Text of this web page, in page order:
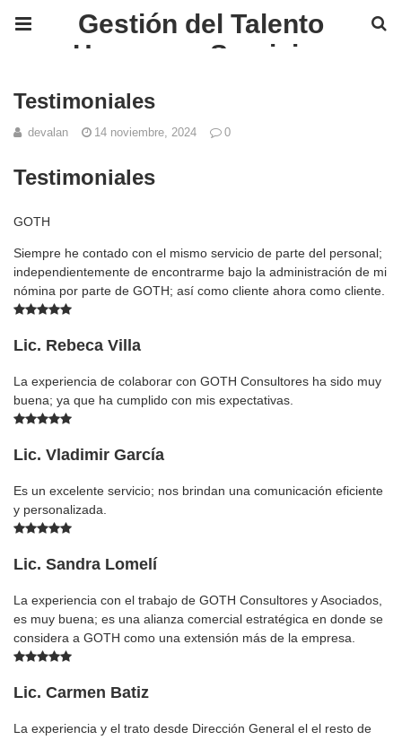
Gestión del Talento
Humano y Servicios
Testimoniales
devalan 14 noviembre, 2024 0
Testimoniales
GOTH
Siempre he contado con el mismo servicio de parte del personal;
independientemente de encontrarme bajo la administración de mi
nómina por parte de GOTH; así como cliente ahora como cliente.
Lic. Rebeca Villa
La experiencia de colaborar con GOTH Consultores ha sido muy
buena; ya que ha cumplido con mis expectativas.
Lic. Vladimir García
Es un excelente servicio; nos brindan una comunicación eficiente
y personalizada.
Lic. Sandra Lomelí
La experiencia con el trabajo de GOTH Consultores y Asociados,
es muy buena; es una alianza comercial estratégica en donde se
considera a GOTH como una extensión más de la empresa.
Lic. Carmen Batiz
La experiencia y el trato desde Dirección General el el resto de